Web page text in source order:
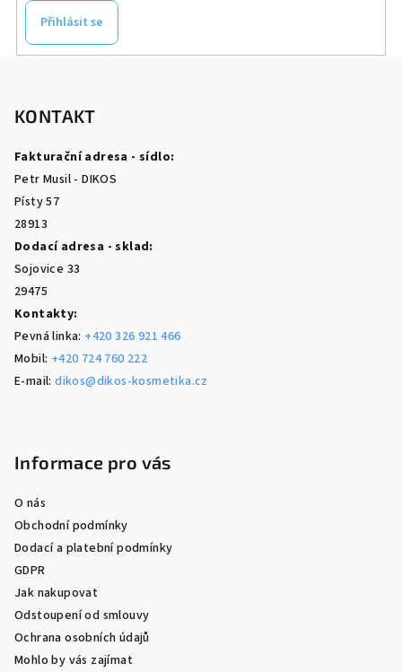
Přihlásit se
KONTAKT
Fakturační adresa - sídlo:
Petr Musil - DIKOS
Písty 57
28913
Dodací adresa - sklad:
Sojovice 33
29475
Kontakty:
Pevná linka: +420 326 921 466
Mobil: +420 724 760 222
E-mail:dikos@dikos-kosmetika.cz
Informace pro vás
O nás
Obchodní podmínky
Dodací a platební podmínky
GDPR
Jak nakupovat
Odstoupení od smlouvy
Ochrana osobních údajů
Mohlo by vás zajímat